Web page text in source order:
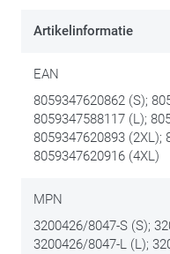
Artikelinformatie
EAN
8059347620862 (S);
8059347588117 (L);
8059347620893 (2XL);
8059347620916 (4XL)
MPN
3200426/8047-S (S);
3200426/8047-L (L);